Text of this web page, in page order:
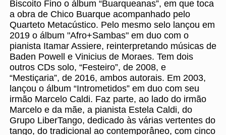
Biscoito Fino o álbum “Buarqueanas”, em que toca
a obra de Chico Buarque acompanhado pelo
Quarteto Metacústico. Pelo mesmo selo lançou em
2019 o álbum "Afro+Sambas" em duo com o
pianista Itamar Assiere, reinterpretando músicas de
Baden Powell e Vinicius de Moraes. Tem dois
outros CDs solo, “Festeiro”, de 2008, e
“Mestiçaria”, de 2016, ambos autorais. Em 2003,
lançou o álbum “Intrometidos” em duo com seu
irmão Marcelo Caldi. Faz parte, ao lado do irmão
Marcelo e da mãe, a pianista Estela Caldi, do
Grupo LiberTango, dedicado às várias vertentes do
tango, do tradicional ao contemporâneo, com cinco